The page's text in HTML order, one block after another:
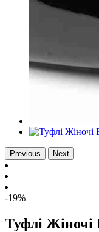
Previous Next
-19%
Туфлі